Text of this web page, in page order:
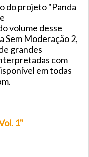
do projeto "Panda
volume desse
Sem Moderação 2,
grandes
com
em todas
1"